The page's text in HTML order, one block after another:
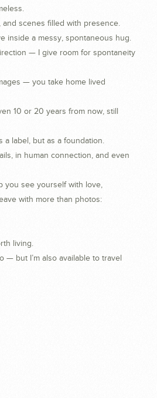
and scenes filled with presence.
inside a messy, spontaneous hug.
— I give room for spontaneity
— you take home lived
10 or 20 years from now, still
a label, but as a foundation.
in human connection, and even
you see yourself with love,
with more than photos:
living.
— but I’m also available to travel